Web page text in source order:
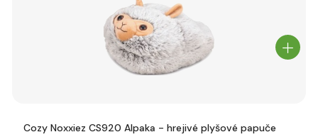
Cozy Noxxiez CS920 Alpaka - hrejivé plyšové papuče